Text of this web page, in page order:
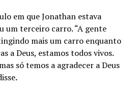
em que Jonathan estava
um terceiro carro. “A gente
mais um carro enquanto
a Deus, estamos todos vivos.
só temos a agradecer a Deus
.